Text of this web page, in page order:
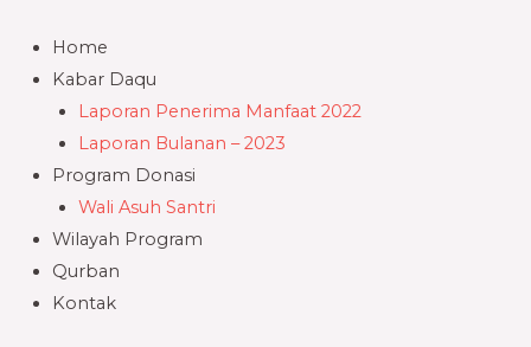
content
Home
Kabar Daqu
Laporan Penerima Manfaat 2022
Laporan Bulanan – 2023
Program Donasi
Wali Asuh Santri
Wilayah Program
Qurban
Kontak